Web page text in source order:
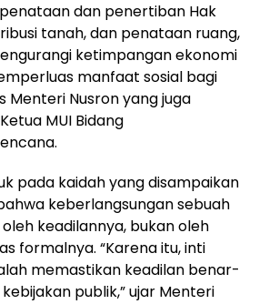
dan penertiban Hak
tanah, dan penataan ruang,
ketimpangan ekonomi
manfaat sosial bagi
Menteri Nusron yang juga
MUI Bidang
pada kaidah yang disampaikan
keberlangsungan sebuah
keadilannya, bukan oleh
formalnya. “Karena itu, inti
memastikan keadilan benar-
publik,” ujar Menteri